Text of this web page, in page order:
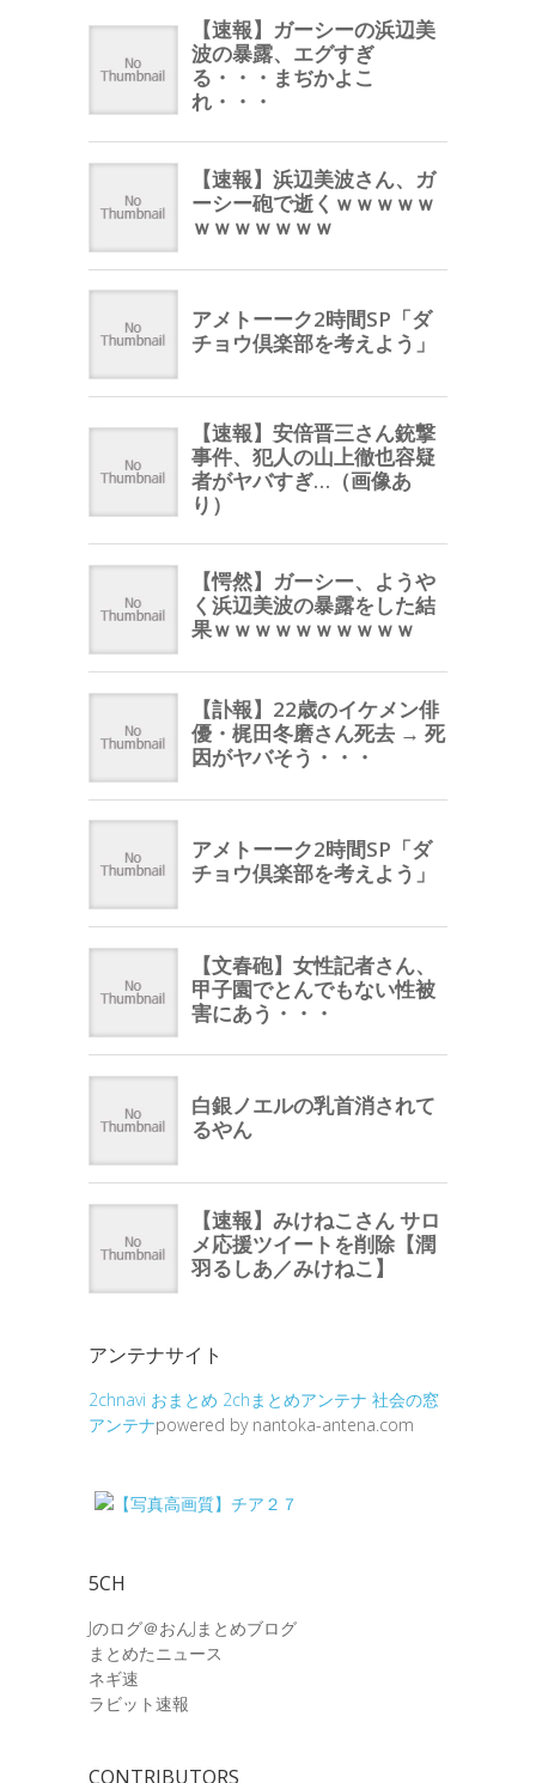
アンテナサイト
2chnavi おまとめ 2chまとめアンテナ 社会の窓
アンテナpowered by nantoka-antena.com
5CH
Jのログ＠おんJまとめブログ
まとめたニュース
ネギ速
ラビット速報
CONTRIBUTORS